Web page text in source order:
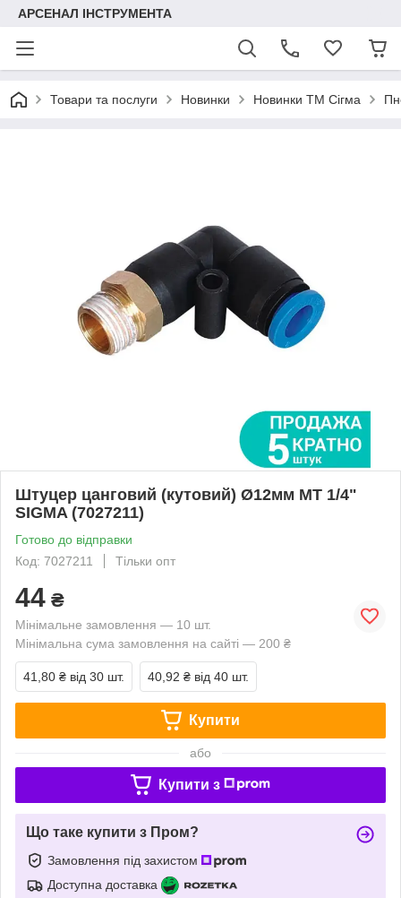
АРСЕНАЛ ІНСТРУМЕНТА
Товари та послуги Новинки Новинки ТМ Сігма
Штуцер цанговий (кутовий) Ø12мм МТ 1/4"
SIGMA (7027211)
Готово до відправки
Код: 7027211
Тільки опт
44 ₴
Мінімальне замовлення — 10 шт.
Мінімальна сума замовлення на сайті — 200 ₴
41,80 ₴ від 30 шт. 40,92 ₴ від 40 шт.
Купити
або
Купити з
Що таке купити з Пром?
Замовлення під захистом
Доступна доставка